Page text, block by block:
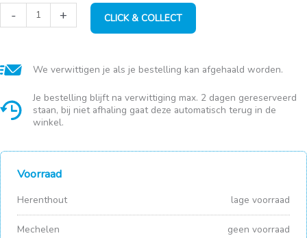
-
Muva
Jerky
aantal
+ CLICK & COLLECT
We verwittigen je als je bestelling kan afgehaald worden.
Je bestelling blijft na verwittiging max. 2 dagen gereserveerd
staan, bij niet afhaling gaat deze automatisch terug in de
winkel.
Voorraad
Herenthout lage voorraad
Mechelen geen voorraad